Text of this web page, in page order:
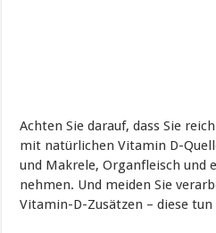
Achten Sie darauf, dass Sie
mit natürlichen Vitamin D-
und Makrele, Organfleisch und
nehmen. Und meiden Sie
Vitamin-D-Zusätzen – diese